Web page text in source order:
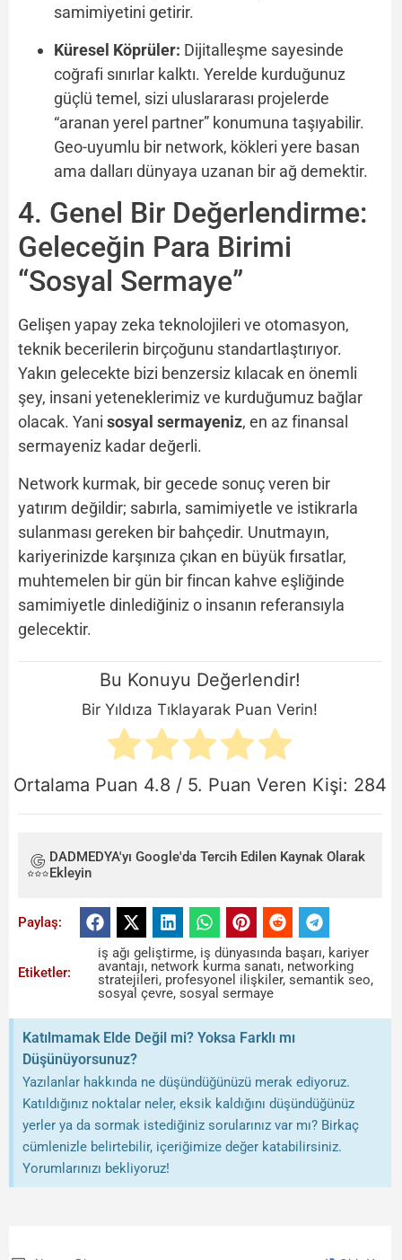
samimiyetini getirir.
Küresel Köprüler: Dijitalleşme sayesinde
coğrafi sınırlar kalktı. Yerelde kurduğunuz
güçlü temel, sizi uluslararası projelerde
“aranan yerel partner” konumuna taşıyabilir.
Geo-uyumlu bir network, kökleri yere basan
ama dalları dünyaya uzanan bir ağ demektir.
4. Genel Bir Değerlendirme:
Geleceğin Para Birimi
“Sosyal Sermaye”
Gelişen yapay zeka teknolojileri ve otomasyon,
teknik becerilerin birçoğunu standartlaştırıyor.
Yakın gelecekte bizi benzersiz kılacak en önemli
şey, insani yeteneklerimiz ve kurduğumuz bağlar
olacak. Yani sosyal sermayeniz, en az finansal
sermayeniz kadar değerli.
Network kurmak, bir gecede sonuç veren bir
yatırım değildir; sabırla, samimiyetle ve istikrarla
sulanması gereken bir bahçedir. Unutmayın,
kariyerinizde karşınıza çıkan en büyük fırsatlar,
muhtemelen bir gün bir fincan kahve eşliğinde
samimiyetle dinlediğiniz o insanın referansıyla
gelecektir.
Bu Konuyu Değerlendir!
Bir Yıldıza Tıklayarak Puan Verin!
Ortalama Puan 4.8 / 5. Puan Veren Kişi: 284
DADMEDYA'yı Google'da Tercih Edilen Kaynak Olarak
Ekleyin
Paylaş:
Etiketler:
iş ağı geliştirme, iş dünyasında başarı, kariyer
avantajı, network kurma sanatı, networking
stratejileri, profesyonel ilişkiler,semantik seo,
sosyal çevre,sosyal sermaye
Katılmamak Elde Değil mi? Yoksa Farklı mı
Düşünüyorsunuz?
Yazılanlar hakkında ne düşündüğünüzü merak ediyoruz.
Katıldığınız noktalar neler, eksik kaldığını düşündüğünüz
yerler ya da sormak istediğiniz sorularınız var mı? Birkaç
cümlenizle belirtebilir, içeriğimize değer katabilirsiniz.
Yorumlarınızı bekliyoruz!